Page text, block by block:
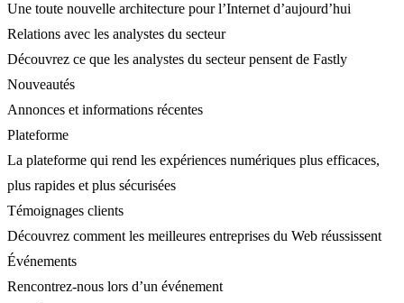
Une toute nouvelle architecture pour l’Internet d’aujourd’hui
Relations avec les analystes du secteur
Découvrez ce que les analystes du secteur pensent de Fastly
Nouveautés
Annonces et informations récentes
Plateforme
La plateforme qui rend les expériences numériques plus efficaces,
plus rapides et plus sécurisées
Témoignages clients
Découvrez comment les meilleures entreprises du Web réussissent
Événements
Rencontrez-nous lors d’un événement